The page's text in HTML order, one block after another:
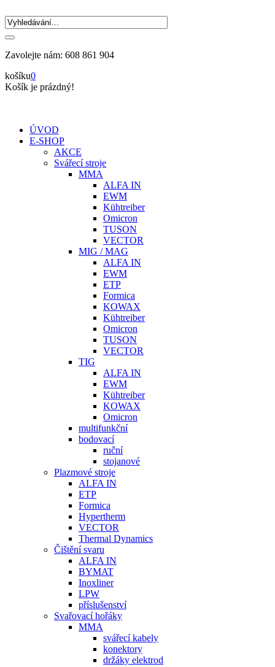
Zavolejte nám: 608 861 904
košíku0
Košík je prázdný!
ÚVOD
E-SHOP
AKCE
Svářecí stroje
MMA
ALFA IN
EWM
Kühtreiber
Omicron
TUSON
VECTOR
MIG / MAG
ALFA IN
EWM
ETP
Formica
KOWAX
Kühtreiber
Omicron
TUSON
VECTOR
TIG
ALFA IN
EWM
Kühtreiber
KOWAX
Omicron
multifunkční
bodovací
ruční
stojanové
Plazmové stroje
ALFA IN
ETP
Formica
Hypertherm
VECTOR
Thermal Dynamics
Čištění svaru
ALFA IN
BYMAT
Inoxliner
LPW
příslušenství
Svařovací hořáky
MMA
svářecí kabely
konektory
držáky elektrod